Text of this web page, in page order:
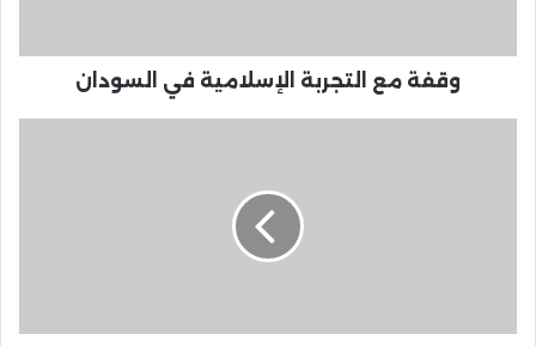
وقفة مع التجربة الإسلامية في السودان